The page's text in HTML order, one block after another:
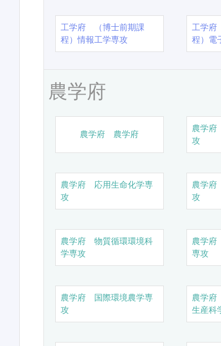
工学府 （博士前期課
程）情報工学専攻
工学
程）電
農学府
農学府 農学府
農学
攻
農学府 応用生命化学専
攻
農学
攻
農学府 物質循環環境科
学専攻
農学
専攻
農学府 国際環境農学専
攻
農学
生産科